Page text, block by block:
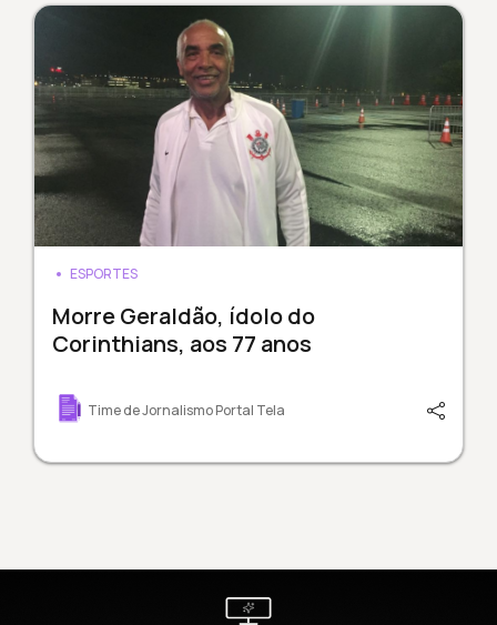
ESPORTES
Morre Geraldão, ídolo do
Corinthians, aos 77 anos
Time de Jornalismo Portal Tela